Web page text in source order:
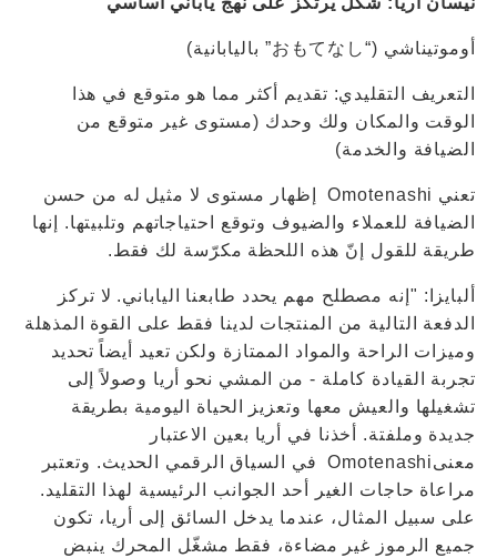
أوموتيناشي (“おもてなし” باليابانية)
التعريف التقليدي: تقديم أكثر مما هو متوقع في هذا
الوقت والمكان ولك وحدك (مستوى غير متوقع من
الضيافة والخدمة)
تعني Omotenashi إظهار مستوى لا مثيل له من حسن
الضيافة للعملاء والضيوف وتوقع احتياجاتهم وتلبيتها. إنها
طريقة للقول إنّ هذه اللحظة مكرّسة لك فقط.
ألبايزا: "إنه مصطلح مهم يحدد طابعنا الياباني. لا تركز
الدفعة التالية من المنتجات لدينا فقط على القوة المذهلة
وميزات الراحة والمواد الممتازة ولكن تعيد أيضاً تحديد
تجربة القيادة كاملة - من المشي نحو أريا وصولاً إلى
تشغيلها والعيش معها وتعزيز الحياة اليومية بطريقة
جديدة وملفتة. أخذنا في أريا بعين الاعتبار
معنىOmotenashi في السياق الرقمي الحديث. وتعتبر
مراعاة حاجات الغير أحد الجوانب الرئيسية لهذا التقليد.
على سبيل المثال، عندما يدخل السائق إلى أريا، تكون
جميع الرموز غير مضاءة، فقط مشغّل المحرك ينبض